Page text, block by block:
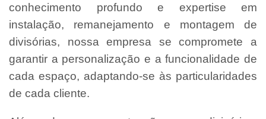
conhecimento profundo e expertise em
instalação, remanejamento e montagem de
divisórias, nossa empresa se compromete a
garantir a personalização e a funcionalidade de
cada espaço, adaptando-se às particularidades
de cada cliente.